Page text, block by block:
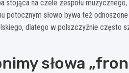
stojąca na czele zespołu
potocznym słowo bywa też
dlatego w polszczyźnie często
słowa